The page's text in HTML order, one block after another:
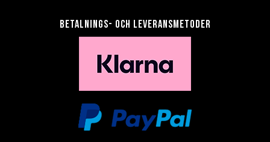
Betalnings- och leveransmetoder